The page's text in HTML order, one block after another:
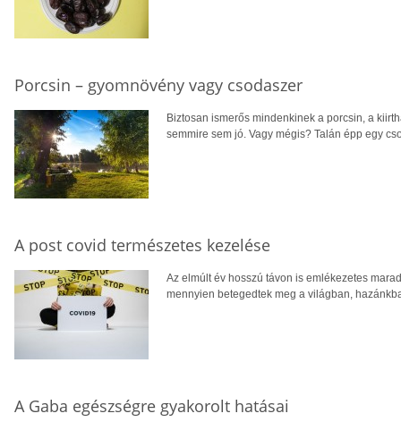
Porcsin – gyomnövény vagy csodaszer
Biztosan ismerős mindenkinek a porcsin, a
semmire sem jó. Vagy mégis? Talán épp egy
A post covid természetes kezelése
Az elmúlt év hosszú távon is emlékezetes
mennyien betegedtek meg a világban,
A Gaba egészségre gyakorolt hatásai